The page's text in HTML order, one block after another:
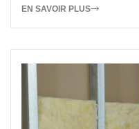
EN SAVOIR PLUS